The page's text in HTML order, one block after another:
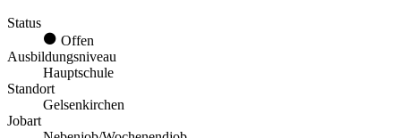
Status
Offen
Ausbildungsniveau
Hauptschule
Standort
Gelsenkirchen
Jobart